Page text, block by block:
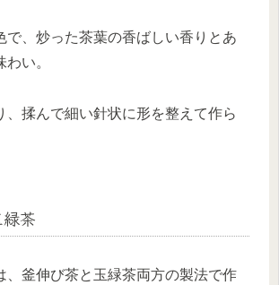
で、炒った茶葉の香ばしい香りとあ
い。
、揉んで細い針状に形を整えて作ら
茶
、釜伸び茶と玉緑茶両方の製法で作